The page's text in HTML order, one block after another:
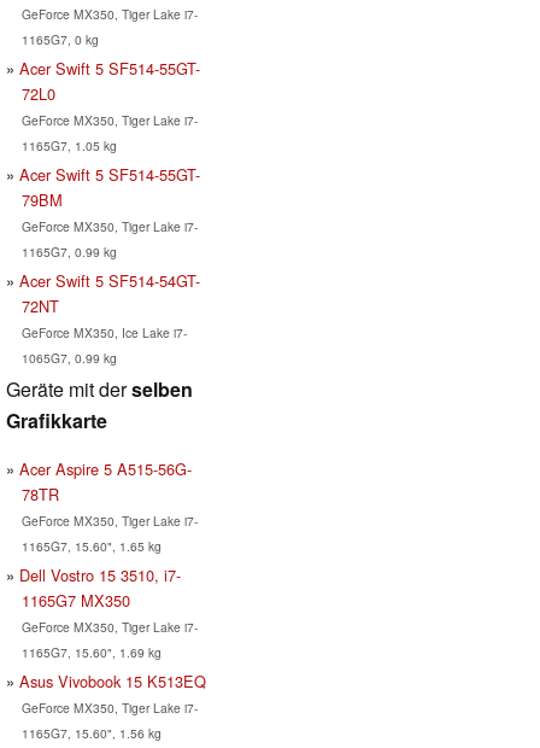
GeForce MX350, Tiger Lake i7-
1165G7, 0 kg
Acer Swift 5 SF514-55GT-
72L0
GeForce MX350, Tiger Lake i7-
1165G7, 1.05 kg
Acer Swift 5 SF514-55GT-
79BM
GeForce MX350, Tiger Lake i7-
1165G7, 0.99 kg
Acer Swift 5 SF514-54GT-
72NT
GeForce MX350, Ice Lake i7-
1065G7, 0.99 kg
Geräte mit derselben
Grafikkarte
Acer Aspire 5 A515-56G-
78TR
GeForce MX350, Tiger Lake i7-
1165G7, 15.60", 1.65 kg
Dell Vostro 15 3510, i7-
1165G7 MX350
GeForce MX350, Tiger Lake i7-
1165G7, 15.60", 1.69 kg
Asus Vivobook 15 K513EQ
GeForce MX350, Tiger Lake i7-
1165G7, 15.60", 1.56 kg